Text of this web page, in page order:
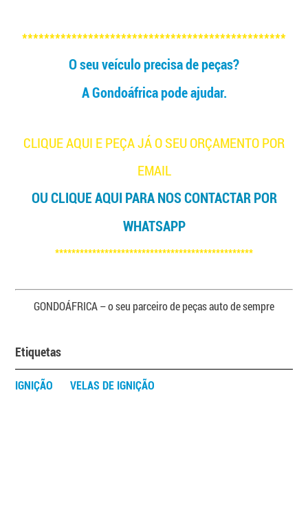
************************************************
O seu veículo precisa de peças?
A Gondoáfrica pode ajudar.
CLIQUE AQUI E PEÇA JÁ O SEU ORÇAMENTO POR
EMAIL
OU CLIQUE AQUI PARA NOS CONTACTAR POR
WHATSAPP
************************************************
GONDOÁFRICA – o seu parceiro de peças auto de sempre
Etiquetas
IGNIÇÃO VELAS DE IGNIÇÃO